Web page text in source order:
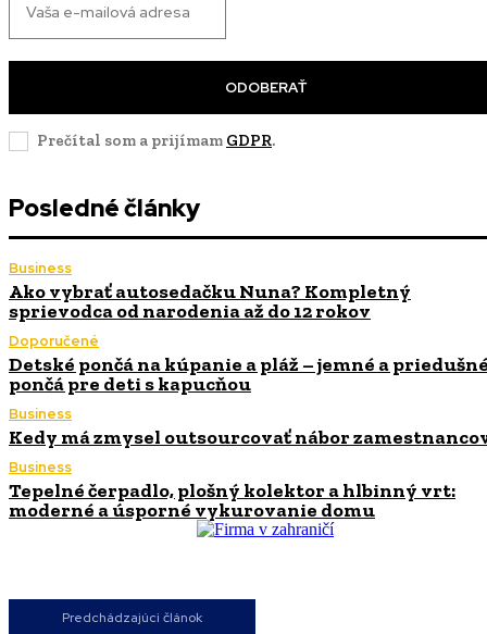
ODOBERAŤ
Prečítal som a prijímam GDPR.
Posledné články
Business
Ako vybrať autosedačku Nuna? Kompletný
sprievodca od narodenia až do 12 rokov
Doporučené
Detské pončá na kúpanie a pláž – jemné a
pončá pre deti s kapucňou
Business
Kedy má zmysel outsourcovať nábor
Business
Tepelné čerpadlo, plošný kolektor a hlbinný vrt:
moderné a úsporné vykurovanie domu
Predchádzajúci článok